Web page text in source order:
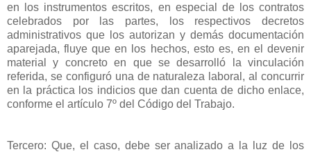
en los instrumentos escritos, en especial de los contratos
celebrados por las partes, los respectivos decretos
administrativos que los autorizan y demás documentación
aparejada, fluye que en los hechos, esto es, en el devenir
material y concreto en que se desarrolló la vinculación
referida, se configuró una de naturaleza laboral, al concurrir
en la práctica los indicios que dan cuenta de dicho enlace,
conforme el artículo 7º del Código del Trabajo.
Tercero: Que, el caso, debe ser analizado a la luz de los